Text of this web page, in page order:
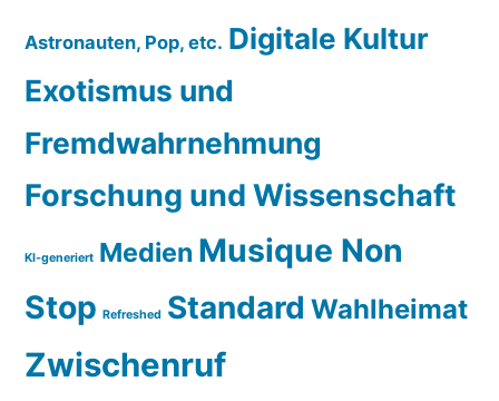
Astronauten, Pop, etc. Digitale Kultur
Exotismus und
Fremdwahrnehmung
Forschung und Wissenschaft
KI-generiert Medien Musique Non
Stop Refreshed Standard Wahlheimat
Zwischenruf